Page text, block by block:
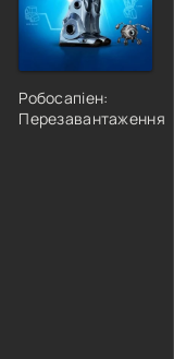
Робосапіен:
Перезавантаження